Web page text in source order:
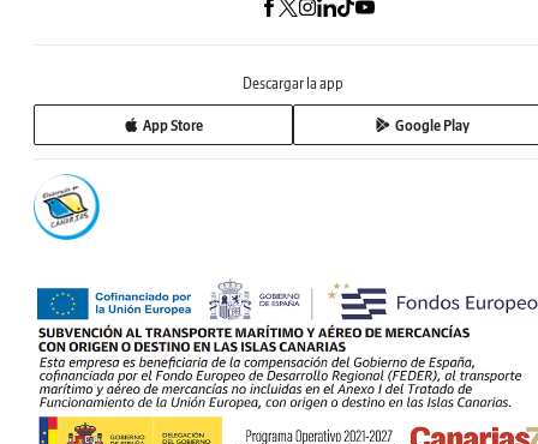
Descargar la app
App Store Google Play